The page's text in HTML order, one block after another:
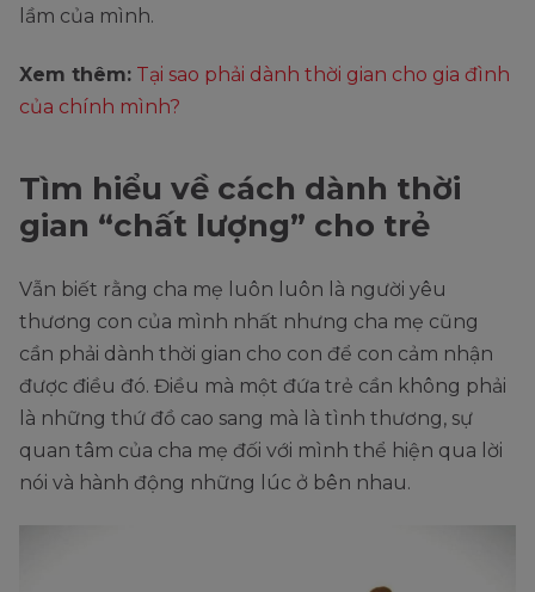
lầm của mình.
Xem thêm: Tại sao phải dành thời gian cho gia đình
của chính mình?
Tìm hiểu về cách dành thời
gian “chất lượng” cho trẻ
Vẫn biết rằng cha mẹ luôn luôn là người yêu
thương con của mình nhất nhưng cha mẹ cũng
cần phải dành thời gian cho con để con cảm nhận
được điều đó. Điều mà một đứa trẻ cần không phải
là những thứ đồ cao sang mà là tình thương, sự
quan tâm của cha mẹ đối với mình thể hiện qua lời
nói và hành động những lúc ở bên nhau.